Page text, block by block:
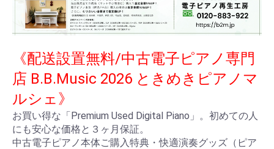
《配送設置無料/中古電子ピアノ専門
店 B.B.Music 2026 ときめきピアノマ
ルシェ》
お買い得な「Premium Used Digital Piano」。初めての人
にも安心な価格と３ヶ月保証。
中古電子ピアノ本体ご購入特典・快適演奏グッズ（ピア